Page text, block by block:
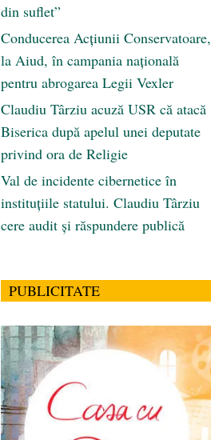
din suflet”
Conducerea Acțiunii Conservatoare,
la Aiud, în campania națională
pentru abrogarea Legii Vexler
Claudiu Târziu acuză USR că atacă
Biserica după apelul unei deputate
privind ora de Religie
Val de incidente cibernetice în
instituțiile statului. Claudiu Târziu
cere audit și răspundere publică
PUBLICITATE